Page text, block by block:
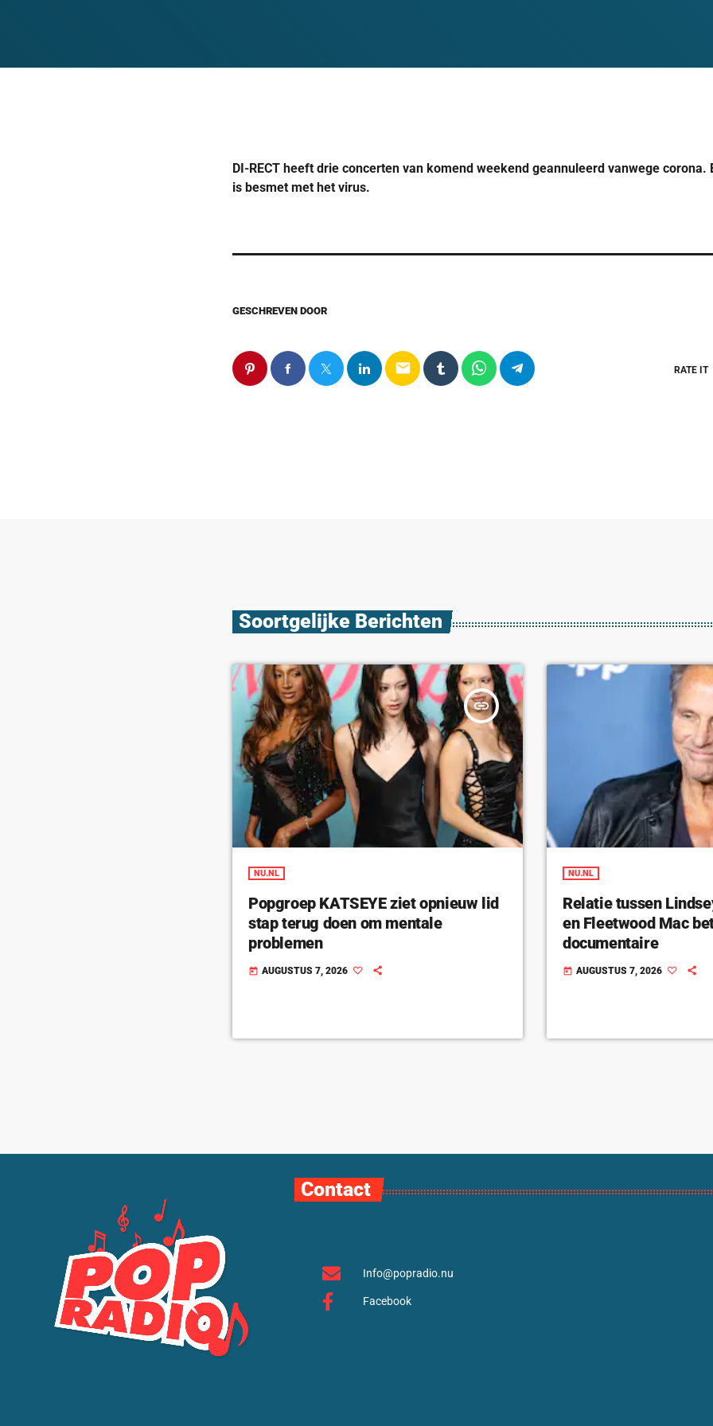
DI-RECT heeft drie concerten van komend weekend geannuleerd vanwege corona.
is besmet met het virus.
GESCHREVEN DOOR
email RATE IT
Soortgelijke Berichten
insert_link
NU.NL
Popgroep KATSEYE ziet opnieuw lid
stap terug doen om mentale
problemen
today AUGUSTUS 7, 2026
NU.NL
Relatie tussen
en Fleetwood Mac
documentaire
today AUGUSTUS 7, 2026
Contact
Info@popradio.nu
Facebook